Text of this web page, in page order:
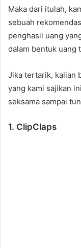
Maka dari itulah,
sebuah
penghasil uang
dalam bentuk uang
Jika tertarik, kalian
yang kami sajikan
seksama sampai
1. ClipClaps